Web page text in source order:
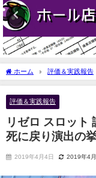
ホーム 評価＆実践報告
に戻り演出の挙動
評価＆実践報告
リゼロ スロット
死に戻り演出の
2019年4月4日 2019年4